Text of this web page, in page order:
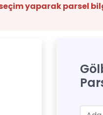
yaparak parsel